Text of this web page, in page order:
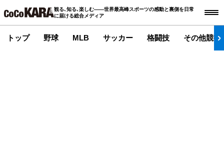
観る､知る､楽しむ――世界最高峰スポーツの感動と裏側を日常
に届ける総合メディア
トップ 野球 MLB サッカー 格闘技 その他競技